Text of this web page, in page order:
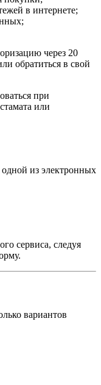
в интернете;
через 20
обратиться в свой
при
или
из электронных
сервиса, следуя
вариантов